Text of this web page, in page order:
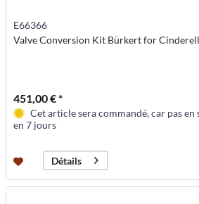
E66366
Valve Conversion Kit Bürkert for
451,00 € *
Cet article sera commandé, car pas en
en 7 jours
Détails